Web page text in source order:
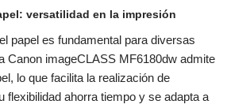
versatilidad en la impresión
papel es fundamental para diversas
Canon imageCLASS MF6180dw admite
lo que facilita la realización de
flexibilidad ahorra tiempo y se adapta a